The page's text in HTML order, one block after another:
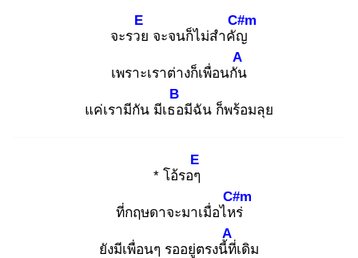
จะรวย
E
จะจนก็ไม่สำคัญ
C#m
เพราะเราต่างก็เพื่อนกัน
A
แค่เรามีกัน มีเธอ
B
มีฉัน ก็พร้อมลุย
* โอ้รอๆ
E
ที่กฤษดาจะมาเมื่อไหร่
C#m
ยังมีเพื่อนๆ รออยู่ตรงนี้ที่
A
เดิม